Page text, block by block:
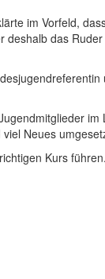
im Vorfeld,
das
Neues
Kurs führen.